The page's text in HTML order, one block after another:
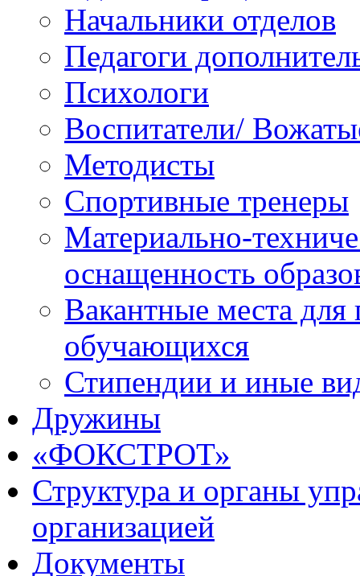
Начальники отделов
Педагоги
Психологи
Воспитатели/
Методисты
Спортивные тренеры
Материально-
оснащенность
Вакантные места для
обучающихся
Стипендии и иные
Дружины
«ФОКСТРОТ»
Структура и органы
организацией
Документы